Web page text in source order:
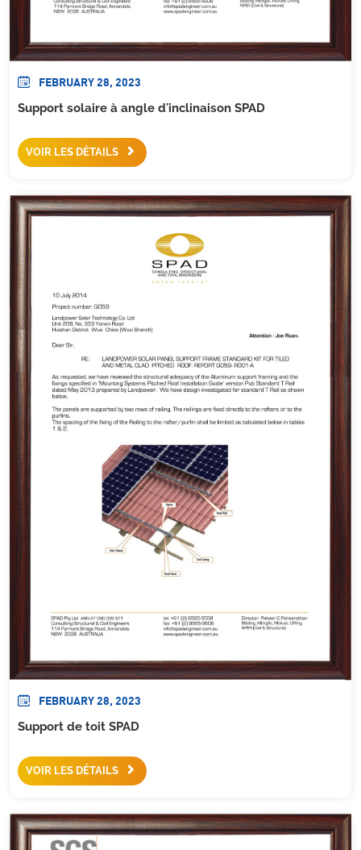
FEBRUARY 28, 2023
Support solaire à angle d'inclinaison SPAD
VOIR LES DÉTAILS
FEBRUARY 28, 2023
Support de toit SPAD
VOIR LES DÉTAILS